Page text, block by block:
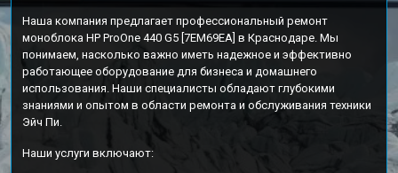
Наша компания предлагает профессиональный ремонт
моноблока HP ProOne 440 G5 [7EM69EA] в Краснодаре. Мы
понимаем, насколько важно иметь надежное и эффективно
работающее оборудование для бизнеса и домашнего
использования. Наши специалисты обладают глубокими
знаниями и опытом в области ремонта и обслуживания техники
Эйч Пи.
Наши услуги включают: